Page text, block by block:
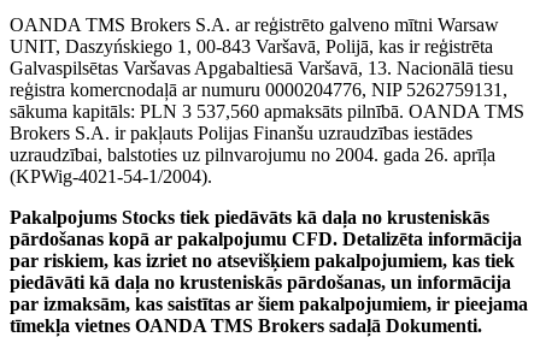
OANDA TMS Brokers S.A. ar reģistrēto galveno mītni Warsaw
UNIT, Daszyńskiego 1, 00-843 Varšavā, Polijā, kas ir reģistrēta
Galvaspilsētas Varšavas Apgabaltiesā Varšavā, 13. Nacionālā tiesu
reģistra komercnodaļā ar numuru 0000204776, NIP 5262759131,
sākuma kapitāls: PLN 3 537,560 apmaksāts pilnībā. OANDA TMS
Brokers S.A. ir pakļauts Polijas Finanšu uzraudzības iestādes
uzraudzībai, balstoties uz pilnvarojumu no 2004. gada 26. aprīļa
(KPWig-4021-54-1/2004).
Pakalpojums Stocks tiek piedāvāts kā daļa no krusteniskās
pārdošanas kopā ar pakalpojumu CFD. Detalizēta informācija
par riskiem, kas izriet no atsevišķiem pakalpojumiem, kas tiek
piedāvāti kā daļa no krusteniskās pārdošanas, un informācija
par izmaksām, kas saistītas ar šiem pakalpojumiem, ir pieejama
tīmekļa vietnes OANDA TMS Brokers sadaļā Dokumenti.